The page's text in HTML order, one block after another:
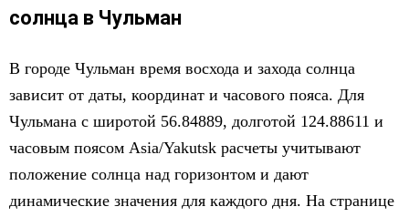
солнца в Чульман
В городе Чульман время восхода и захода солнца
зависит от даты, координат и часового пояса. Для
Чульмана с широтой 56.84889, долготой 124.88611 и
часовым поясом Asia/Yakutsk расчеты учитывают
положение солнца над горизонтом и дают
динамические значения для каждого дня. На странице